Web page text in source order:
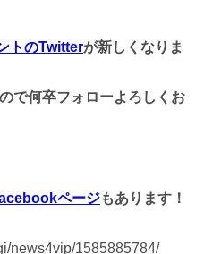
トのTwitterが新しくなりま
で何卒フォローよろしくお
ページもあります！
news4vip/1585885784/